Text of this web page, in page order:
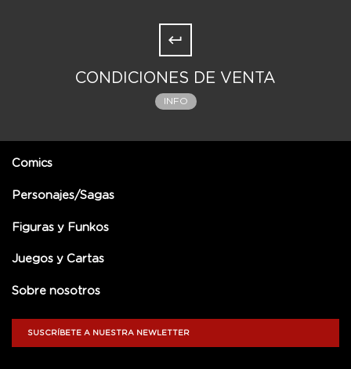
CONDICIONES DE VENTA
INFO
Comics
Personajes/Sagas
Figuras y Funkos
Juegos y Cartas
Sobre nosotros
SUSCRÍBETE A NUESTRA NEWLETTER